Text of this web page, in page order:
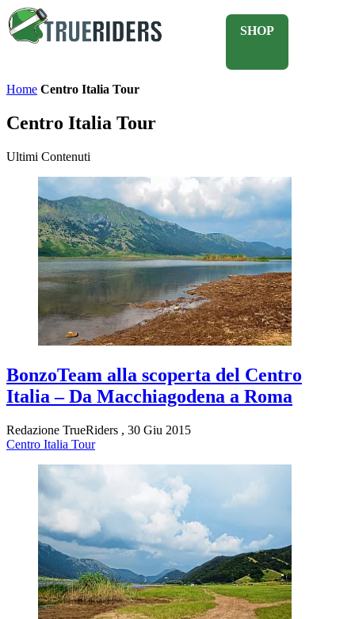
SHOP
Home Centro Italia Tour
Centro Italia Tour
Ultimi Contenuti
BonzoTeam alla scoperta del Centro
Italia – Da Macchiagodena a Roma
Redazione TrueRiders , 30 Giu 2015
Centro Italia Tour